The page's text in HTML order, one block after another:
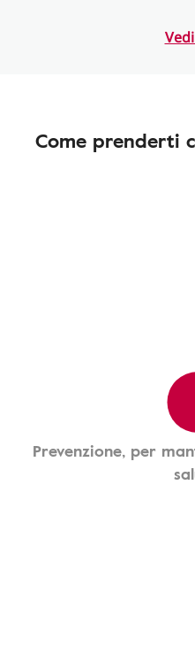
Come prenderti
Prevenzione, per